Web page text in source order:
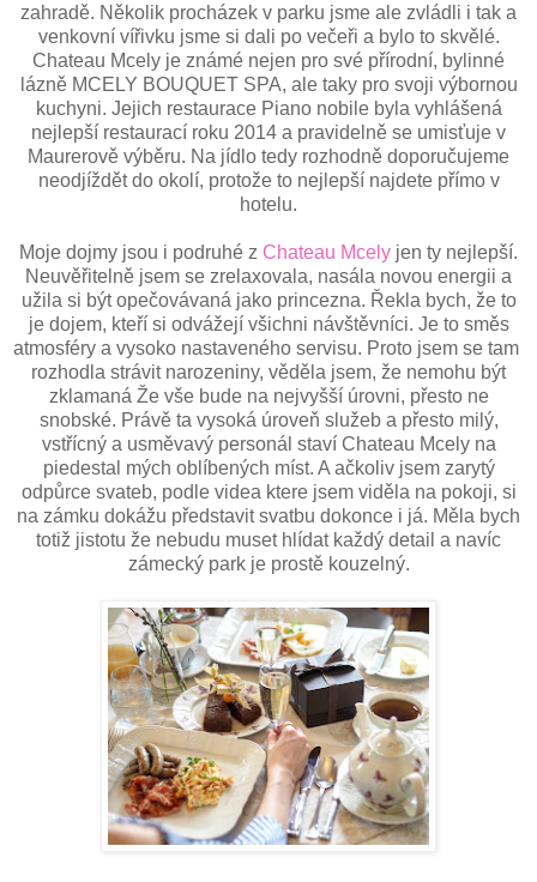
zahradě. Několik procházek v parku jsme ale zvládli i tak a
venkovní vířivku jsme si dali po večeři a bylo to skvělé.
Chateau Mcely je známé nejen pro své přírodní, bylinné
lázně MCELY BOUQUET SPA, ale taky pro svoji výbornou
kuchyni. Jejich restaurace Piano nobile byla vyhlášená
nejlepší restaurací roku 2014 a pravidelně se umisťuje v
Maurerově výběru. Na jídlo tedy rozhodně doporučujeme
neodjíždět do okolí, protože to nejlepší najdete přímo v
hotelu.
Moje dojmy jsou i podruhé z Chateau Mcely jen ty nejlepší.
Neuvěřitelně jsem se zrelaxovala, nasála novou energii a
užila si být opečovávaná jako princezna. Řekla bych, že to
je dojem, kteří si odvážejí všichni návštěvníci. Je to směs
atmosféry a vysoko nastaveného servisu. Proto jsem se tam
rozhodla strávit narozeniny, věděla jsem, že nemohu být
zklamaná Že vše bude na nejvyšší úrovni, přesto ne
snobské. Právě ta vysoká úroveň služeb a přesto milý,
vstřícný a usměvavý personál staví Chateau Mcely na
piedestal mých oblíbených míst. A ačkoliv jsem zarytý
odpůrce svateb, podle videa ktere jsem viděla na pokoji, si
na zámku dokážu představit svatbu dokonce i já. Měla bych
totiž jistotu že nebudu muset hlídat každý detail a navíc
zámecký park je prostě kouzelný.